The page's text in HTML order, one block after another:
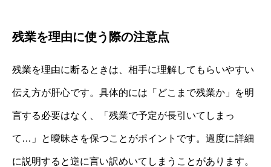
残業を理由に使う際の注意点
残業を理由に断るときは、相手に理解してもらいやすい
伝え方が肝心です。具体的には「どこまで残業か」を明
言する必要はなく、「残業で予定が長引いてしまっ
て…」と曖昧さを保つことがポイントです。過度に詳細
に説明すると逆に言い訳めいてしまうことがあります。